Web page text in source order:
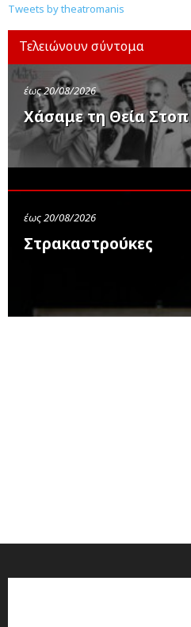
Tweets by theatromanis
Τελειώνουν σύντομα
έως 20/08/2026
Χάσαμε τη Θεία Στοπ
έως 20/08/2026
Στρακαστρούκες